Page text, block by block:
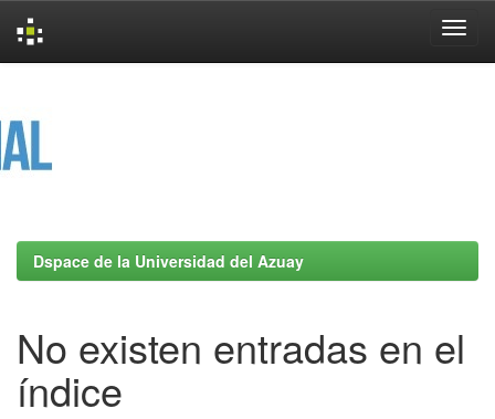
Dspace de la Universidad del Azuay
No existen entradas en el
índice